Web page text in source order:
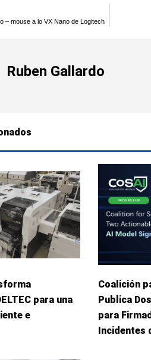
– mouse a lo VX Nano de Logitech
Ruben Gallardo
para una
e
Coalición
Publica
para
Incidentes